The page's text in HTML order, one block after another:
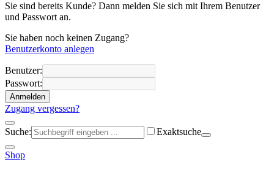
Sie sind bereits Kunde? Dann melden Sie sich mit Ihrem Benutzer
und Passwort an.
Sie haben noch keinen Zugang?
Benutzerkonto anlegen
Benutzer:
Passwort:
Anmelden
Zugang vergessen?
Suche: Exaktsuche
Shop